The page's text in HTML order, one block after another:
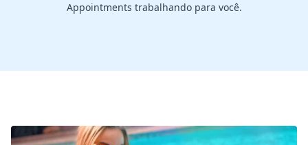
Appointments trabalhando para você.